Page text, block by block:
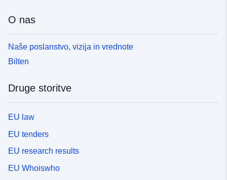
O nas
Naše poslanstvo, vizija in vrednote
Bilten
Druge storitve
EU law
EU tenders
EU research results
EU Whoiswho